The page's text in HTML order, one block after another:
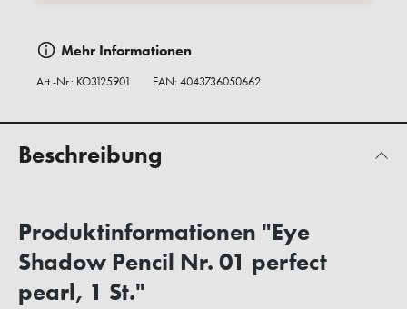
Mehr Informationen
Art.-Nr.: KO3125901 EAN: 4043736050662
Beschreibung
Produktinformationen "Eye
Shadow Pencil Nr. 01 perfect
pearl, 1 St."